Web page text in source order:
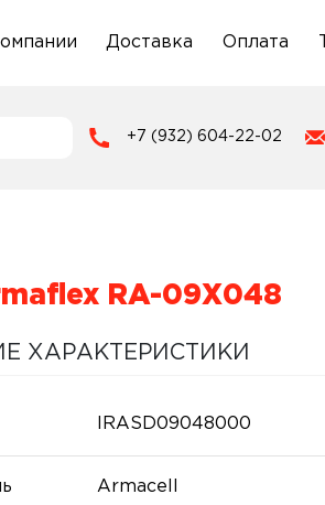
Доставка Оплата
+7 (932) 604-22-02
RA-09X048
ХАРАКТЕРИСТИКИ
IRASD09048000
Armacell